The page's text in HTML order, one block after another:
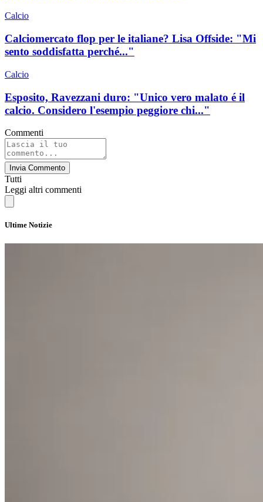
Calcio
Calciomercato flop per le italiane? Lisa Offside: "Mi
sento soddisfatta perché..."
Calcio
Esposito, Ravezzani duro: "Unico vero malato é il
calcio. Considero l'esempio peggiore chi..."
Commenti
Invia Commento
Tutti
Leggi altri commenti
Ultime Notizie